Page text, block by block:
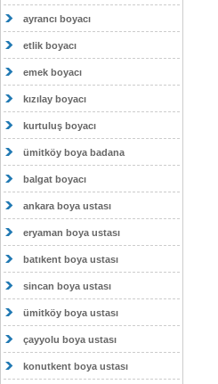
ayrancı boyacı
etlik boyacı
emek boyacı
kızılay boyacı
kurtuluş boyacı
ümitköy boya badana
balgat boyacı
ankara boya ustası
eryaman boya ustası
batıkent boya ustası
sincan boya ustası
ümitköy boya ustası
çayyolu boya ustası
konutkent boya ustası